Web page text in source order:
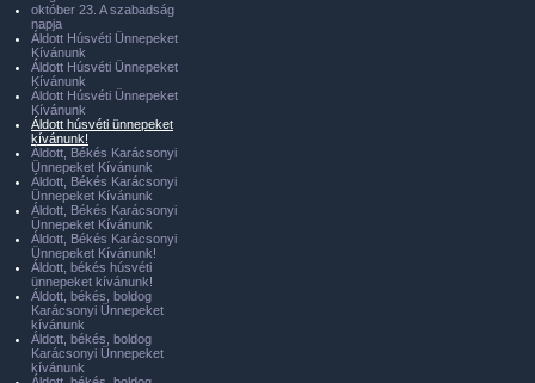
október 23. A szabadság
napja
Áldott Húsvéti Ünnepeket
Kívánunk
Áldott Húsvéti Ünnepeket
Kívánunk
Áldott Húsvéti Ünnepeket
Kívánunk
Áldott húsvéti ünnepeket
kívánunk!
Áldott, Békés Karácsonyi
Ünnepeket Kívánunk
Áldott, Békés Karácsonyi
Ünnepeket Kívánunk
Áldott, Békés Karácsonyi
Ünnepeket Kívánunk
Áldott, Békés Karácsonyi
Ünnepeket Kívánunk!
Áldott, békés húsvéti
ünnepeket kívánunk!
Áldott, békés, boldog
Karácsonyi Ünnepeket
kívánunk
Áldott, békés, boldog
Karácsonyi Ünnepeket
kívánunk